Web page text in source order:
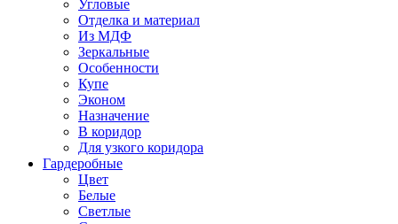
Угловые
Отделка и материал
Из МДФ
Зеркальные
Особенности
Купе
Эконом
Назначение
В коридор
Для узкого коридора
Гардеробные
Цвет
Белые
Светлые